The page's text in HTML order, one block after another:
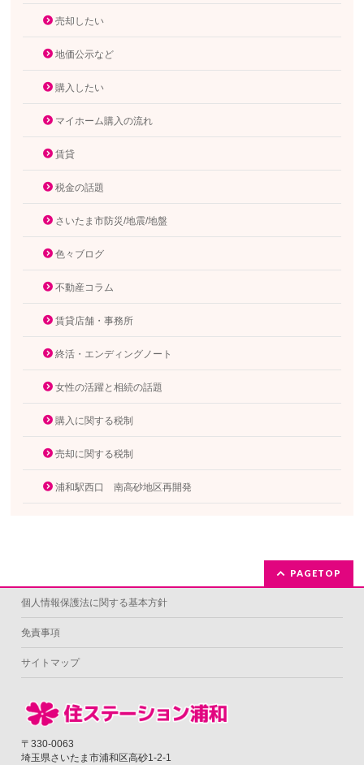
売却したい
地価公示など
購入したい
マイホーム購入の流れ
賃貸
税金の話題
さいたま市防災/地震/地盤
色々ブログ
不動産コラム
賃貸店舗・事務所
終活・エンディングノート
女性の活躍と相続の話題
購入に関する税制
売却に関する税制
浦和駅西口 南高砂地区再開発
PAGETOP
個人情報保護法に関する基本方針
免責事項
サイトマップ
〒330-0063
埼玉県さいたま市浦和区高砂1-2-1